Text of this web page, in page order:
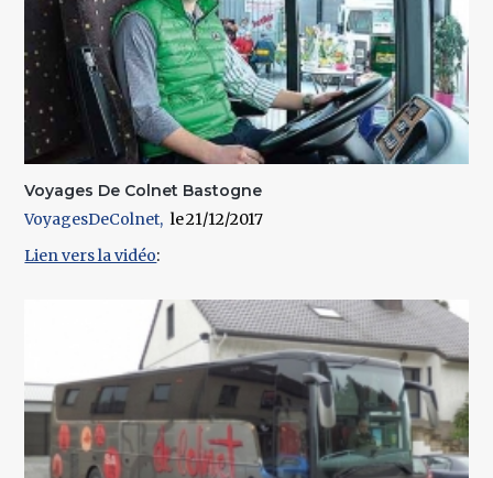
Voyages De Colnet Bastogne
VoyagesDeColnet
21/12/2017
Lien vers la vidéo: